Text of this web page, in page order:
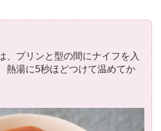
、プリンと型の間にナイフを入
熱湯に5秒ほどつけて温めてか